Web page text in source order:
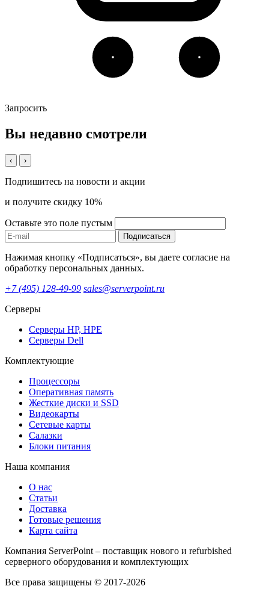
Запросить
Вы недавно смотрели
‹ ›
Подпишитесь на новости и акции
и получите скидку 10%
Оставьте это поле пустым
Подписаться
Нажимая кнопку «Подписаться», вы даете согласие на
обработку персональных данных.
+7 (495) 128-49-99 sales@serverpoint.ru
Серверы
Серверы HP, HPE
Серверы Dell
Комплектующие
Процессоры
Оперативная память
Жесткие диски и SSD
Видеокарты
Сетевые карты
Салазки
Блоки питания
Наша компания
О нас
Статьи
Доставка
Готовые решения
Карта сайта
Компания ServerPoint – поставщик нового и refurbished
серверного оборудования и комплектующих
Все права защищены © 2017-2026